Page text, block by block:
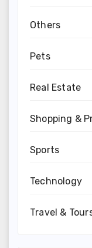
Others
Pets
Real Estate
Shopping &
Sports
Technology
Travel &